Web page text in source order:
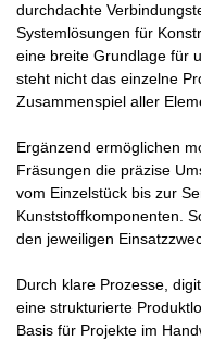
durchdachte
Systemlösungen für
eine breite Grundlage für
steht nicht das einzelne
Zusammenspiel aller
Ergänzend ermöglichen
Fräsungen die präzise
vom Einzelstück bis zur
Kunststoffkomponenten.
den jeweiligen
Durch klare Prozesse,
eine strukturierte
Basis für Projekte im